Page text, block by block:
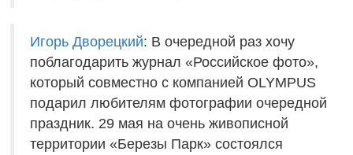
Игорь Дворецкий: В очередной раз хочу
поблагодарить журнал «Российское фото»,
который совместно с компанией OLYMPUS
подарил любителям фотографии очередной
праздник. 29 мая на очень живописной
территории «Березы Парк» состоялся